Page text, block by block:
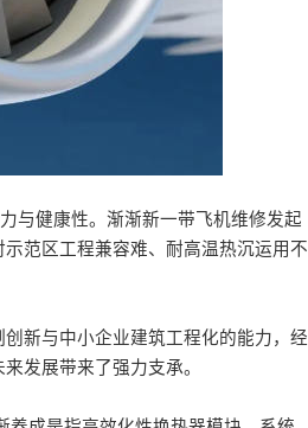
与健康性。渐渐新一带飞机维修发起
范区工程兼容难、耐高温热沉运用不
新与中小企业建筑工程化的能力，经
发展带来了强力支承。